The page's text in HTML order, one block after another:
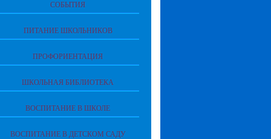
СОБЫТИЯ
ПИТАНИЕ ШКОЛЬНИКОВ
ПРОФОРИЕНТАЦИЯ
ШКОЛЬНАЯ БИБЛИОТЕКА
ВОСПИТАНИЕ В ШКОЛЕ
ВОСПИТАНИЕ В ДЕТСКОМ САДУ